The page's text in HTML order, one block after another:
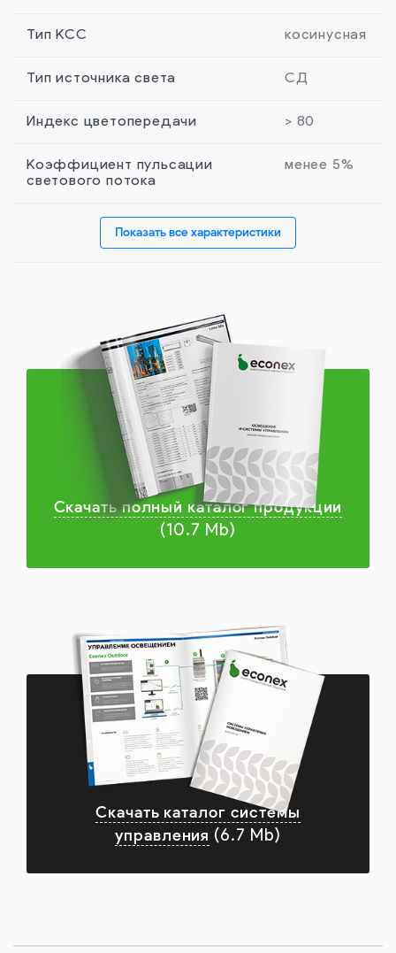
Тип КСС косинусная
Тип источника света СД
Индекс цветопередачи > 80
Коэффициент пульсации
светового потока
менее 5%
Показать все характеристики
Скачать полный каталог продукции
(10.7 Mb)
Скачать каталог системы
управления (6.7 Mb)